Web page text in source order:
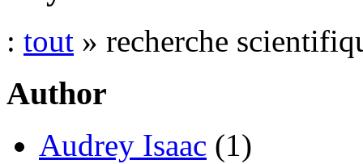
: tout » recherche
Author
Audrey Isaac (1)